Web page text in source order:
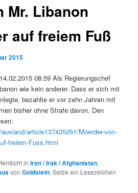
Mr. Libanon
auf freiem Fuß
2015
08:59 Als Regierungschef
wie kein anderer. Dass er sich mit
bezahlte er vor zehn Jahren mit
bisher ohne Strafe davon. Den
article137435261/Moerder-von-
freiem-Fuss.html
inIran / Irak / Afghanistan,
vonGoldstein. Setze ein Lesezeichen